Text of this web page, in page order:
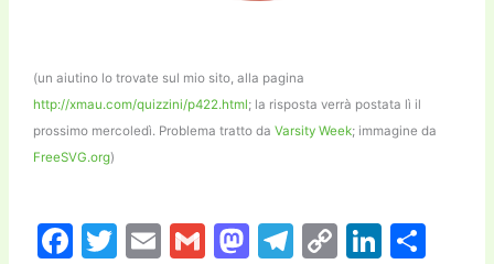
(un aiutino lo trovate sul mio sito, alla pagina
http://xmau.com/quizzini/p422.html; la risposta verrà postata lì il
prossimo mercoledì. Problema tratto da Varsity Week; immagine da
FreeSVG.org)
F T E G M T C Li C